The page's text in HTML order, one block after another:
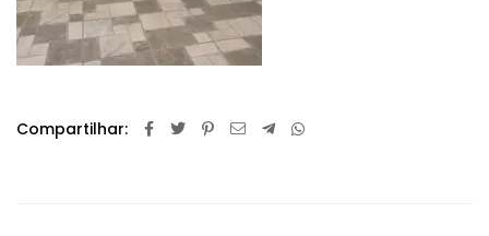
Compartilhar: